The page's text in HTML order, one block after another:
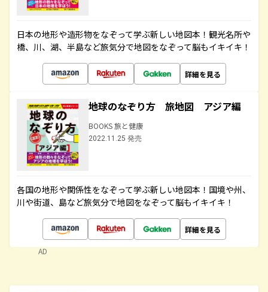
日本の地形や造形物をなぞって学ぶ新しい地図本！観光名所や
橋、川、湖、半島など旅気分で地図をなぞって脳もイキイキ！
詳細を見る
地球のなぞり方 旅地図 アジア編
BOOKS 旅と健康
2022.11.25 発売
各国の地形や関係性をなぞって学ぶ新しい地図本！国境や州、
川や街道、島など旅気分で地図をなぞって脳もイキイキ！
詳細を見る
AD